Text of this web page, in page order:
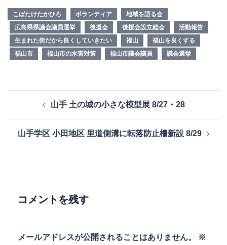
こばたけたかひろ ボランティア
地域を語る会
広島県県議会議員選挙
後援会 後援会設立総会
活動報告
生まれた街だから良くしていきたい
福山
福山を良くする
福山市
福山市の水害対策 福山市議会議員 議会選挙
ビ
ョ
山手 土の城の小さな模型展 8/27・28
山手学区 小田地区 里道側溝に転落防止柵新設 8/29
コメントを残す
メールアドレスが公開されることはありません。
※